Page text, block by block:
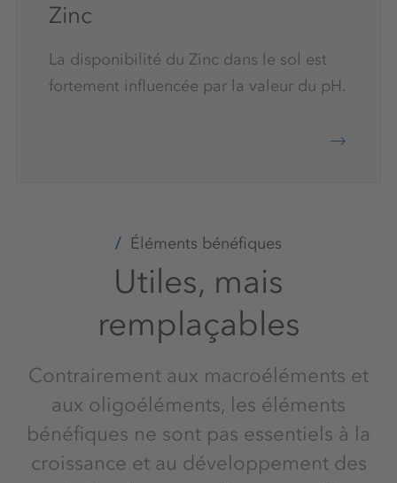
Zinc
La disponibilité du Zinc dans le sol est
fortement influencée par la valeur du pH.
Éléments bénéfiques
Utiles, mais
remplaçables
Contrairement aux macroéléments et
aux oligoéléments, les éléments
bénéfiques ne sont pas essentiels à la
croissance et au développement des